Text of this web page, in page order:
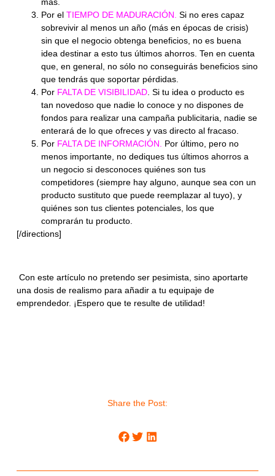
más.
Por el TIEMPO DE MADURACIÓN. Si no eres capaz
sobrevivir al menos un año (más en épocas de crisis)
sin que el negocio obtenga beneficios, no es buena
idea destinar a esto tus últimos ahorros. Ten en cuenta
que, en general, no sólo no conseguirás beneficios sino
que tendrás que soportar pérdidas.
Por FALTA DE VISIBILIDAD. Si tu idea o producto es
tan novedoso que nadie lo conoce y no dispones de
fondos para realizar una campaña publicitaria, nadie se
enterará de lo que ofreces y vas directo al fracaso.
Por FALTA DE INFORMACIÓN. Por último, pero no
menos importante, no dediques tus últimos ahorros a
un negocio si desconoces quiénes son tus
competidores (siempre hay alguno, aunque sea con un
producto sustituto que puede reemplazar al tuyo), y
quiénes son tus clientes potenciales, los que
comprarán tu producto.
[/directions]
Con este artículo no pretendo ser pesimista, sino aportarte
una dosis de realismo para añadir a tu equipaje de
emprendedor. ¡Espero que te resulte de utilidad!
Share the Post: